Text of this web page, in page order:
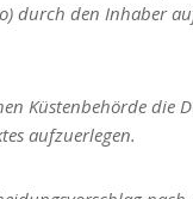
durch den Inhaber
Küstenbehörde die
aufzuerlegen.